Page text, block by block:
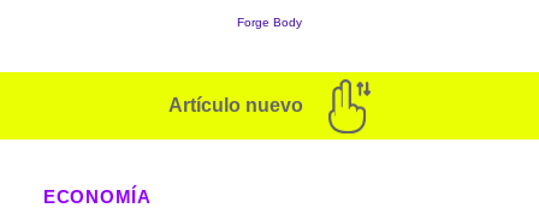
Artículo nuevo
ECONOMÍA